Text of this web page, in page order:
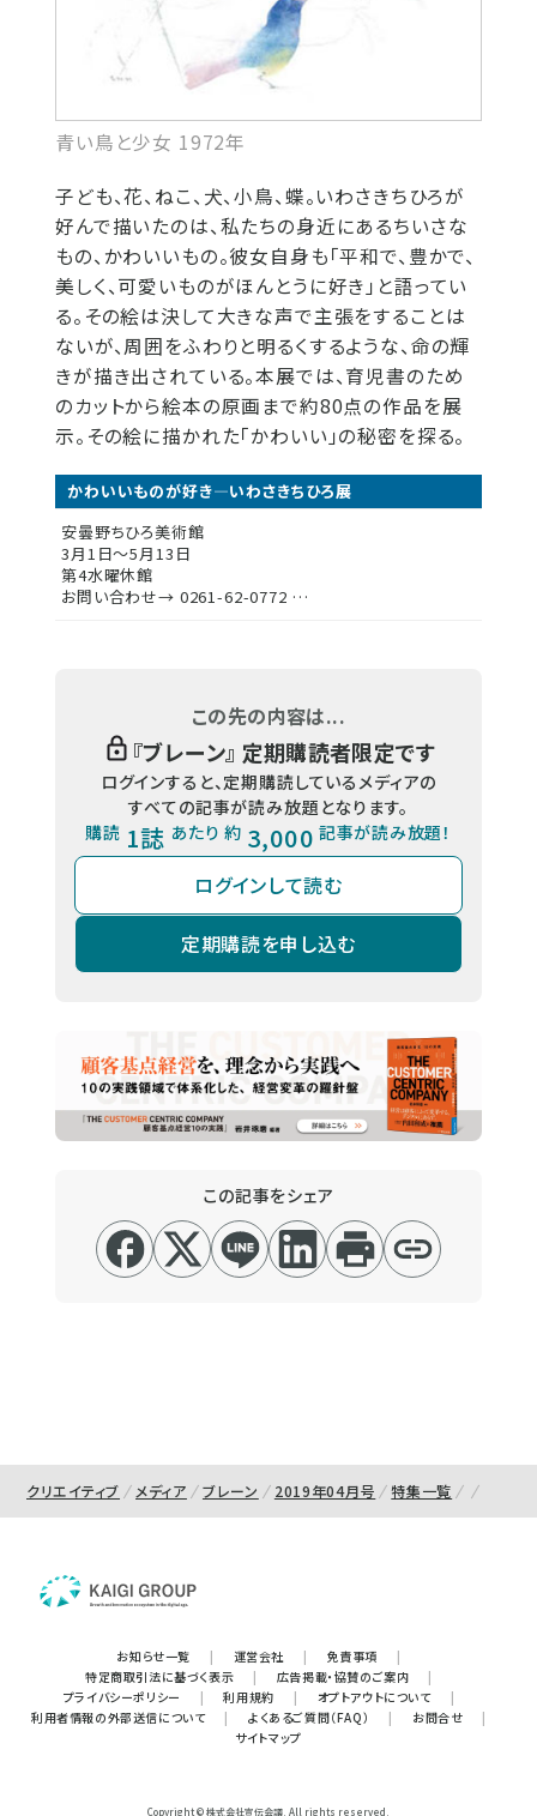
青い鳥と少女 1972年
子ども、花、ねこ、犬、小鳥、蝶。いわさきちひろが
好んで描いたのは、私たちの身近にあるちいさな
もの、かわいいもの。彼女自身も「平和で、豊かで、
美しく、可愛いものがほんとうに好き」と語ってい
る。その絵は決して大きな声で主張をすることは
ないが、周囲をふわりと明るくするような、命の輝
きが描き出されている。本展では、育児書のため
のカットから絵本の原画まで約80点の作品を展
示。その絵に描かれた「かわいい」の秘密を探る。
かわいいものが好き―いわさきちひろ展
安曇野ちひろ美術館
3月1日～5月13日
第4水曜休館
お問い合わせ→ 0261-62-0772 …
この先の内容は...
『ブレーン』 定期購読者限定です
ログインすると、定期購読しているメディアの
すべての記事が読み放題となります。
購読 1誌 あたり 約 3,000 記事が読み放題！
ログインして読む
定期購読を申し込む
この記事をシェア
クリエイティブ メディア ブレーン 2019年04月号 特集一覧
お知らせ一覧 | 運営会社 | 免責事項
|
特定商取引法に基づく表示
| 広告掲載・協賛のご案内
|
プライバシーポリシー
| 利用規約 | オプトアウトについて
|
利用者情報の外部送信について
| よくあるご質問（FAQ） | お問合せ
|
サイトマップ
Copyright © 株式会社宣伝会議. All rights reserved.